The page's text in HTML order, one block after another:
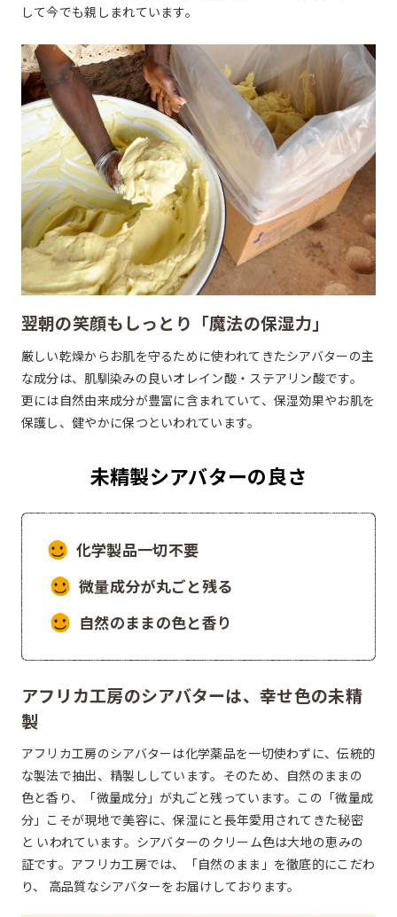
して今でも親しまれています。
翌朝の笑顔もしっとり 「魔法の保湿力」
厳しい乾燥からお肌を守るために使われてきたシアバターの主
な成分は、肌馴染みの良いオレイン酸・ステアリン酸です。
更には自然由来成分が豊富に含まれていて、保湿効果やお肌を
保護し、健やかに保つといわれています。
未精製シアバターの良さ
化学製品一切不要
微量成分が丸ごと残る
自然のままの色と香り
アフリカ工房のシアバターは、幸せ色の未精
製
アフリカ工房のシアバターは化学薬品を一切使わずに、伝統的
な製法で抽出、精製ししています。そのため、自然のままの
色と香り、「微量成分」が丸ごと残っています。この「微量成
分」こそが現地で美容に、保湿にと長年愛用されてきた秘密
と いわれています。シアバターのクリーム色は大地の恵みの
証です。アフリカ工房では、「自然のまま」を徹底的にこだわ
り、 高品質なシアバターをお届けしております。